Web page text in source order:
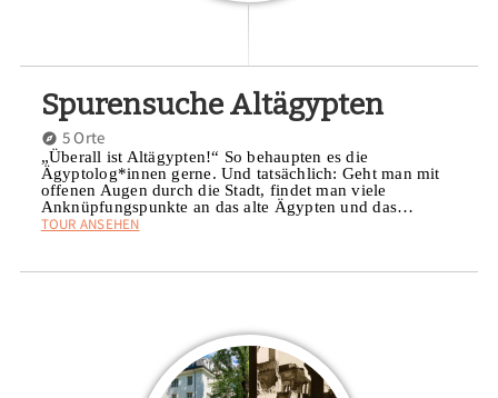
Spurensuche Altägypten
5 Orte
„Überall ist Altägypten!“ So behaupten es die
Ägyptolog*innen gerne. Und tatsächlich: Geht man mit
offenen Augen durch die Stadt, findet man viele
Anknüpfungspunkte an das alte Ägypten und das…
TOUR ANSEHEN